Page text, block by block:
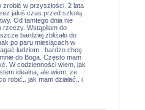
zrobić w przyszłości. 2 lata
jakiś czas przed szkołą
Od tamtego dnia nie
rzeczy. Wstąpiłam do
bardziej zbliżało do
po paru miesiącach w
ludziom.. bardzo chcę
do Boga. Często mam
W codzienności wiem, jak
idealna, ale wiem, ze
robić.. jak mam działać.. i